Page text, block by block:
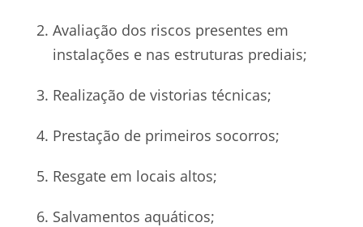
Avaliação dos riscos presentes em
instalações e nas estruturas prediais;
Realização de vistorias técnicas;
Prestação de primeiros socorros;
Resgate em locais altos;
Salvamentos aquáticos;